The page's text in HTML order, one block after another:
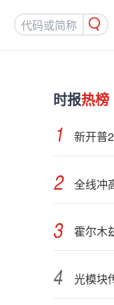
时报热榜